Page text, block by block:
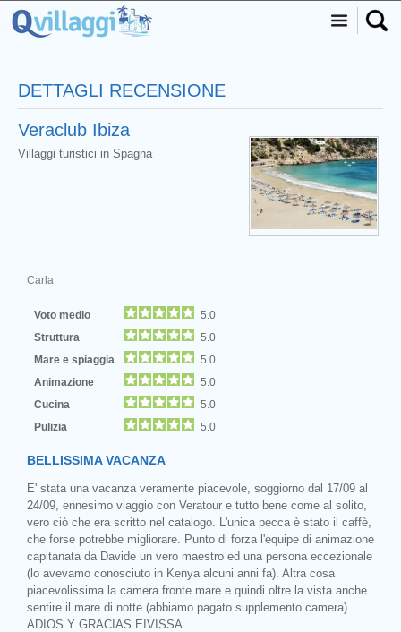
DETTAGLI RECENSIONE
Veraclub Ibiza
Villaggi turistici in Spagna
Carla
Voto medio
5.0
Struttura
5.0
Mare e spiaggia
5.0
Animazione
5.0
Cucina
5.0
Pulizia
5.0
BELLISSIMA VACANZA
E' stata una vacanza veramente piacevole, soggiorno dal 17/09 al
24/09, ennesimo viaggio con Veratour e tutto bene come al solito,
vero ciò che era scritto nel catalogo. L'unica pecca è stato il caffè,
che forse potrebbe migliorare. Punto di forza l'equipe di animazione
capitanata da Davide un vero maestro ed una persona eccezionale
(lo avevamo conosciuto in Kenya alcuni anni fa). Altra cosa
piacevolissima la camera fronte mare e quindi oltre la vista anche
sentire il mare di notte (abbiamo pagato supplemento camera).
ADIOS Y GRACIAS EIVISSA